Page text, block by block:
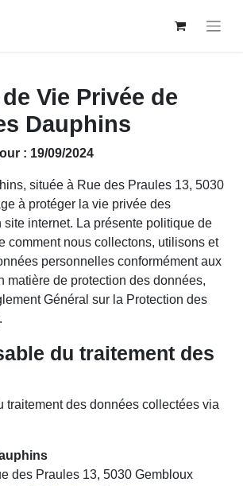
Vie Privée de
Dauphins
: 19/09/2024
située à Rue des Praules 13, 5030
à protéger la vie privée des
site internet. La présente politique de
comment nous collectons, utilisons et
personnelles conformément aux
matière de protection des données,
Général sur la Protection des
du traitement des
traitement des données collectées via
des Praules 13, 5030 Gembloux